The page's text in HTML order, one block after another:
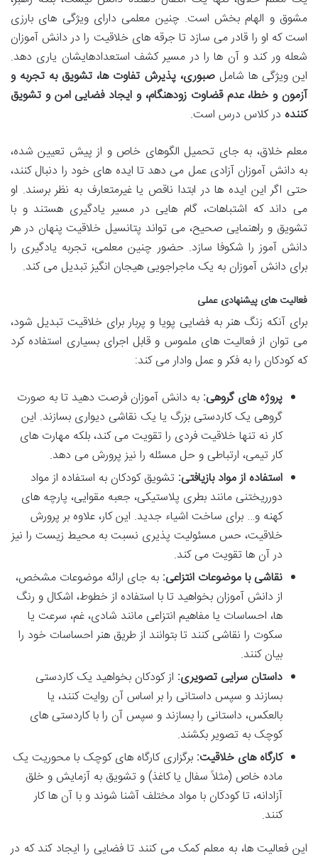
مشوق و الهام بخش است. چنین معلمی دارای ویژگی های بارزی
است که او را قادر می سازد تا جرقه های خلاقیت را در دانش آموزان
شعله ور کند و آن ها را در مسیر کشف استعدادهایشان یاری دهد.
این ویژگی ها شاملصبوری، پذیرش تفاوت ها، تشویق به تجربه و
آزمون و خطا، عدم قضاوت زودهنگام، و ایجاد فضایی امن و تشویق
کننده در کلاس درس است.
معلم خلاق، به جای تحمیل الگوهای خاص و از پیش تعیین شده،
به دانش آموزان آزادی عمل می دهد تا ایده های خود را دنبال کنند،
حتی اگر این ایده ها در ابتدا ناقص یا غیرمتعارف به نظر برسند. او
می داند که اشتباهات، گام هایی در مسیر یادگیری هستند و با
تشویق و راهنمایی صحیح، می تواند پتانسیل خلاقیت پنهان در هر
دانش آموز را شکوفا سازد. حضور چنین معلمی، تجربه یادگیری را
برای دانش آموزان به یک ماجراجویی هیجان انگیز تبدیل می کند.
فعالیت های پیشنهادی عملی
برای آنکه زنگ هنر به فضایی پویا و پربار برای خلاقیت تبدیل شود،
می توان از فعالیت های ملموس و قابل اجرای بسیاری استفاده کرد
که کودکان را به فکر و عمل وادار می کند:
پروژه های گروهی: به دانش آموزان فرصت دهید تا به صورت
گروهی یک کاردستی بزرگ یا یک نقاشی دیواری بسازند. این
کار نه تنها خلاقیت فردی را تقویت می کند، بلکه مهارت های
کار تیمی، ارتباطی و حل مسئله را نیز پرورش می دهد.
استفاده از مواد بازیافتی: تشویق کودکان به استفاده از مواد
دورریختنی مانند بطری پلاستیکی، جعبه مقوایی، پارچه های
کهنه و… برای ساخت اشیاء جدید. این کار، علاوه بر پرورش
خلاقیت، حس مسئولیت پذیری نسبت به محیط زیست را نیز
در آن ها تقویت می کند.
نقاشی با موضوعات انتزاعی: به جای ارائه موضوعات مشخص،
از دانش آموزان بخواهید تا با استفاده از خطوط، اشکال و رنگ
ها، احساسات یا مفاهیم انتزاعی مانند شادی، غم، سرعت یا
سکوت را نقاشی کنند تا بتوانند از طریق هنر احساسات خود را
بیان کنند.
داستان سرایی تصویری: از کودکان بخواهید یک کاردستی
بسازند و سپس داستانی را بر اساس آن روایت کنند، یا
بالعکس، داستانی را بسازند و سپس آن را با کاردستی های
کوچک به تصویر بکشند.
کارگاه های خلاقیت: برگزاری کارگاه های کوچک با محوریت یک
ماده خاص (مثلاً سفال یا کاغذ) و تشویق به آزمایش و خلق
آزادانه، تا کودکان با مواد مختلف آشنا شوند و با آن ها کار
کنند.
این فعالیت ها، به معلم کمک می کنند تا فضایی را ایجاد کند که در